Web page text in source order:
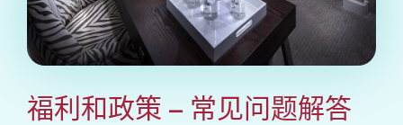
福利和政策 – 常见问题解答